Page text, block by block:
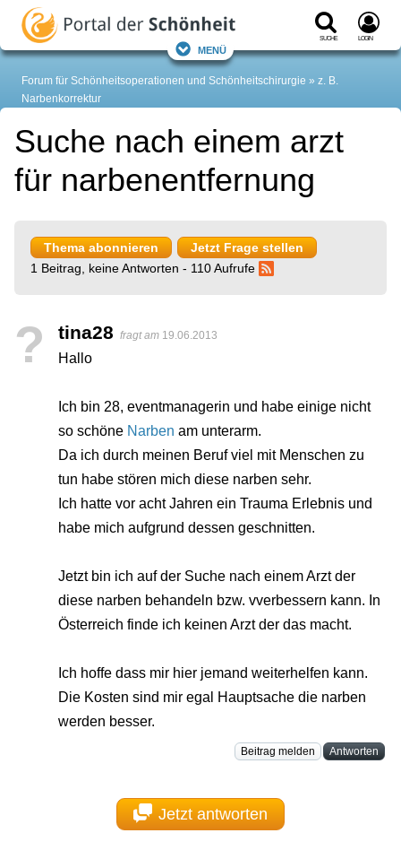
Suche Login
Menü
Forum für Schönheitsoperationen und Schönheitschirurgie
z. B.
Narbenkorrektur
Suche nach einem arzt
für narbenentfernung
Thema abonnieren
Jetzt Frage stellen
1 Beitrag, keine Antworten - 110 Aufrufe
? tina28 fragt am 19.06.2013
Hallo
Ich bin 28, eventmanagerin und habe einige nicht
so schöne Narben am unterarm.
Da ich durch meinen Beruf viel mit Menschen zu
tun habe stören mich diese narben sehr.
Ich hatte vor acht Jahren ein Trauma Erlebnis und
habe mich aufgrund dessen geschnitten.
Jetzt bin ich auf der Suche nach einem Arzt der
diese narben behandeln bzw. vverbessern kann. In
Österreich finde ich keinen Arzt der das macht.
Ich hoffe dass mir hier jemand weiterhelfen kann.
Die Kosten sind mir egal Hauptsache die narben
werden besser.
Beitrag melden Antworten
Jetzt antworten